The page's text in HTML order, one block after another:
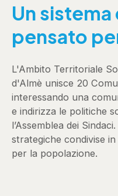
Un sistema
pensato
L'Ambito Territoriale
d'Almè unisce 20
interessando una
e indirizza le politiche
l’Assemblea dei
strategiche condivise
per la popolazione.